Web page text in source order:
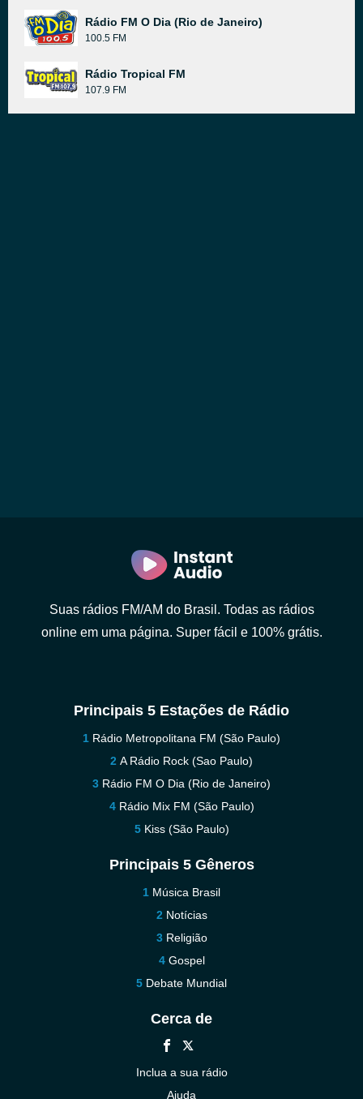
Rádio FM O Dia (Rio de Janeiro)
100.5 FM
Rádio Tropical FM
107.9 FM
Suas rádios FM/AM do Brasil. Todas as rádios
online em uma página. Super fácil e 100% grátis.
Principais 5 Estações de Rádio
Rádio Metropolitana FM (São Paulo)
A Rádio Rock (Sao Paulo)
Rádio FM O Dia (Rio de Janeiro)
Rádio Mix FM (São Paulo)
Kiss (São Paulo)
Principais 5 Gêneros
Música Brasil
Notícias
Religião
Gospel
Debate Mundial
Cerca de
Inclua a sua rádio
Ajuda